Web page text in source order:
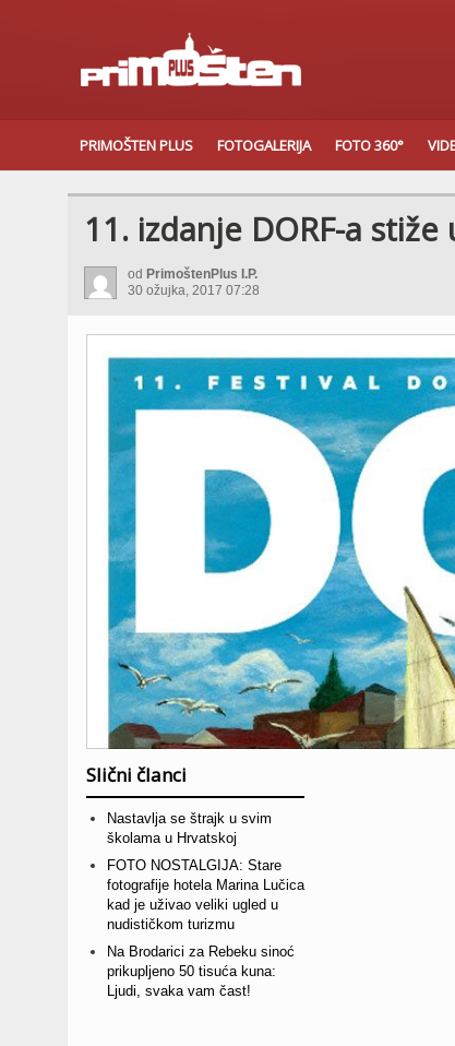
PRIMOŠTEN PLUS FOTOGALERIJA FOTO 360°
11. izdanje DORF-a
od PrimoštenPlus I.P.
30 ožujka, 2017 07:28
Slični članci
Nastavlja se štrajk u svim
školama u Hrvatskoj
FOTO NOSTALGIJA: Stare
fotografije hotela Marina Lučica
kad je uživao veliki ugled u
nudističkom turizmu
Na Brodarici za Rebeku sinoć
prikupljeno 50 tisuća kuna:
Ljudi, svaka vam čast!